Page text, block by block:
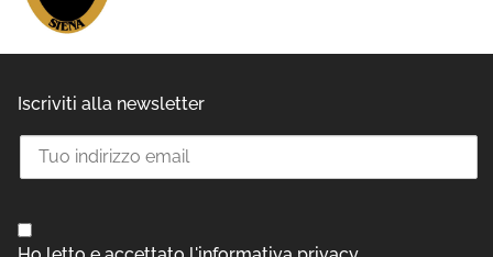
Iscriviti alla newsletter